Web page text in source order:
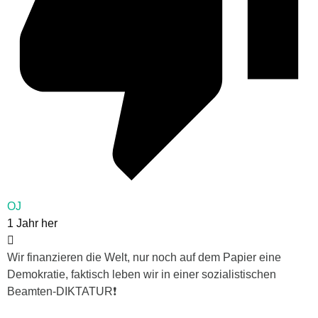
OJ
1 Jahr her
Wir finanzieren die Welt, nur noch auf dem Papier eine
Demokratie, faktisch leben wir in einer sozialistischen
Beamten-DIKTATUR❗